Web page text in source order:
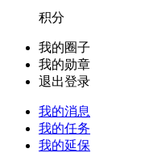
积分
我的圈子
我的勋章
退出登录
我的消息
我的任务
我的延保